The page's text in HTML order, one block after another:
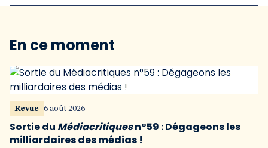
En ce moment
Revue 6 août 2026
Sortie du Médiacritiquesn°59 : Dégageons les
milliardaires des médias !